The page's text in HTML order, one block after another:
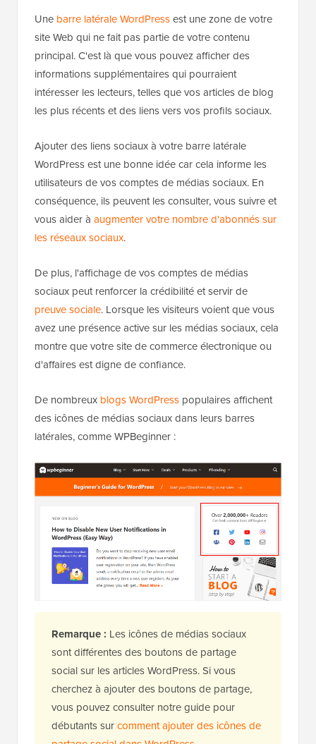
Une barre latérale WordPressest une zone de votre
site Web qui ne fait pas partie de votre contenu
principal. C'est là que vous pouvez afficher des
informations supplémentaires qui pourraient
intéresser les lecteurs, telles que vos articles de blog
les plus récents et des liens vers vos profils sociaux.
Ajouter des liens sociaux à votre barre latérale
WordPress est une bonne idée car cela informe les
utilisateurs de vos comptes de médias sociaux. En
conséquence, ils peuvent les consulter, vous suivre et
vous aider à augmenter votre nombre d'abonnés sur
les réseaux sociaux.
De plus, l'affichage de vos comptes de médias
sociaux peut renforcer la crédibilité et servir de
preuve sociale. Lorsque les visiteurs voient que vous
avez une présence active sur les médias sociaux, cela
montre que votre site de commerce électronique ou
d'affaires est digne de confiance.
De nombreux blogs WordPress populaires affichent
des icônes de médias sociaux dans leurs barres
latérales, comme WPBeginner :
Remarque : Les icônes de médias sociaux
sont différentes des boutons de partage
social sur les articles WordPress. Si vous
cherchez à ajouter des boutons de partage,
vous pouvez consulter notre guide pour
débutants surcomment ajouter des icônes de